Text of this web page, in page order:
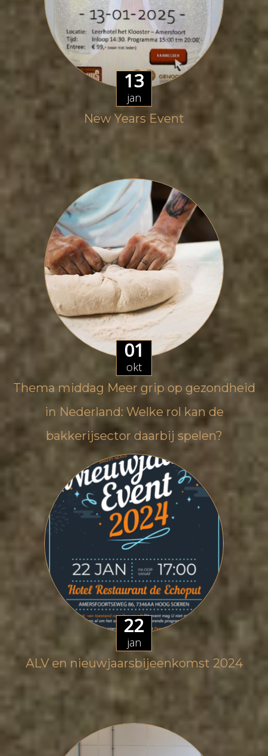
13
jan
New Years Event
01
okt
Thema middag Meer grip op gezondheid
in Nederland: Welke rol kan de
bakkerijsector daarbij spelen?
22
jan
ALV en nieuwjaarsbijeenkomst 2024